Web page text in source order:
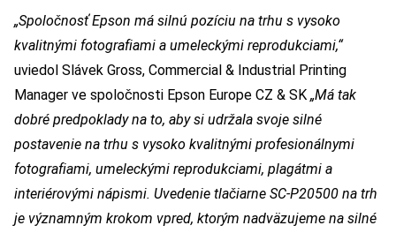
„Spoločnosť Epson má silnú pozíciu na trhu s vysoko
kvalitnými fotografiami a umeleckými reprodukciami,“
uviedol Slávek Gross, Commercial & Industrial Printing
Manager ve spoločnosti Epson Europe CZ & SK „Má tak
dobré predpoklady na to, aby si udržala svoje silné
postavenie na trhu s vysoko kvalitnými profesionálnymi
fotografiami, umeleckými reprodukciami, plagátmi a
interiérovými nápismi. Uvedenie tlačiarne SC-P20500 na trh
je významným krokom vpred, ktorým nadväzujeme na silné